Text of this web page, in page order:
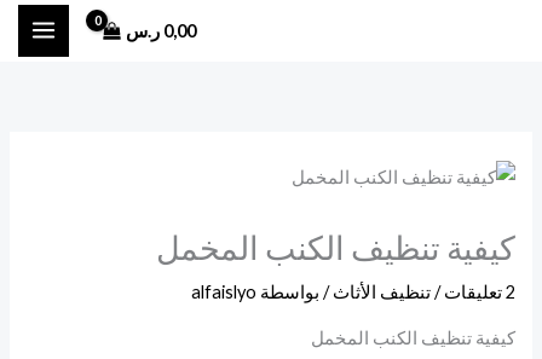
0,00 ر.س
كيفية تنظيف الكنب المخمل
2 تعليقات /تنظيف الأثاث/ بواسطة alfaislyo
كيفية تنظيف الكنب المخمل